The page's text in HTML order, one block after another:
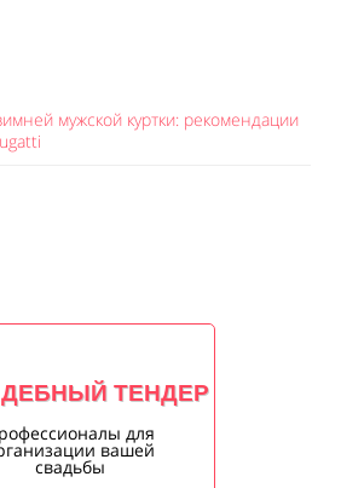
мужской куртки: рекомендации
ТЕНДЕР
для
вашей
свадьбы